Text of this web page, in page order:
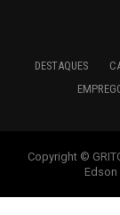
DESTAQUES
Copyright ©
Edson